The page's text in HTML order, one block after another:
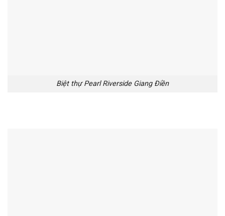
Biệt thự Pearl Riverside Giang Điền